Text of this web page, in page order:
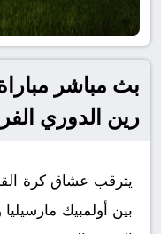
بث مباشر
رين الدوري
يترقب عشاق كرة
بين أولمبيك